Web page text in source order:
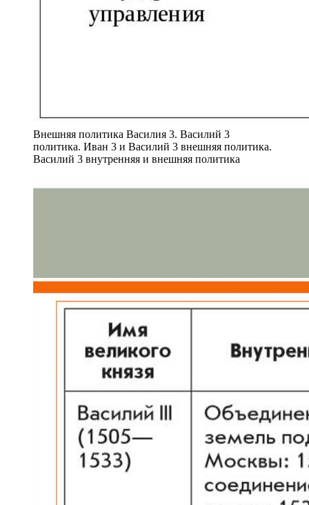
Внешняя политика Василия 3. Василий 3
политика. Иван 3 и Василий 3 внешняя политика.
Василий 3 внутренняя и внешняя политика